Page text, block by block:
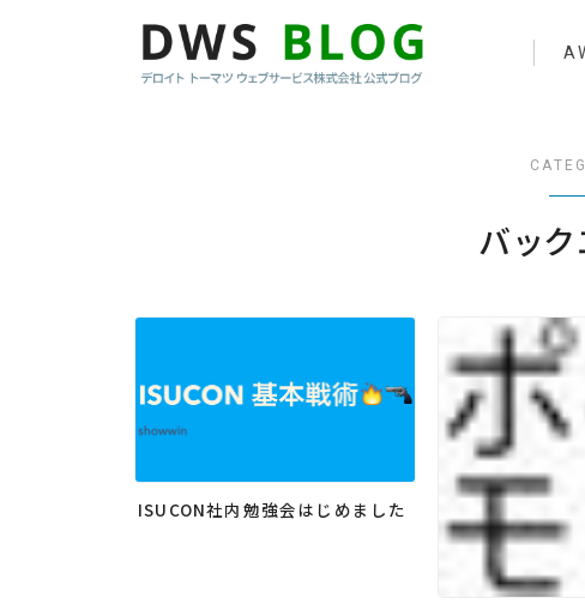
バッ
ISUCON社内勉強会はじめました